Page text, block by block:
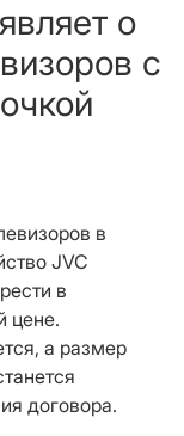
о
с
в
JVC
в
цене.
а размер
договора.